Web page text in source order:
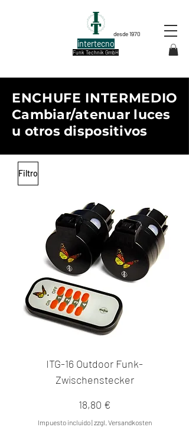
desde 1970
intertecno
Funk Technik GmbH
ENCHUFE INTERMEDIO
Cambiar/atenuar luces
u otros dispositivos
Filtro
ITG-16 Outdoor Funk-
Zwischenstecker
Precio
18,80 €
Impuesto incluido|zzgl. Versandkosten